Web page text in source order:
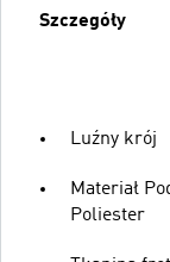
Szczegóły
Luźny krój
Materiał
Poliester